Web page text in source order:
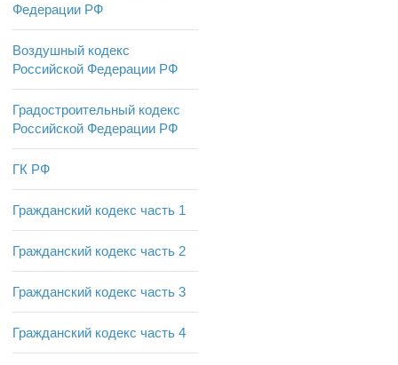
Федерации РФ
Воздушный кодекс
Российской Федерации РФ
Градостроительный кодекс
Российской Федерации РФ
ГК РФ
Гражданский кодекс часть 1
Гражданский кодекс часть 2
Гражданский кодекс часть 3
Гражданский кодекс часть 4